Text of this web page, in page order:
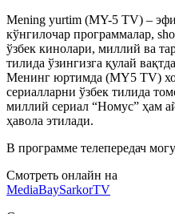
Mening yurtim (MY-5 TV) –
кўнгилочар программалар,
ўзбек кинолари, миллий ва
тилида ўзингизга қулай
Менинг юртимда (MY5 TV)
сериалларни ўзбек тилида
миллий сериал “Номус” ҳам
ҳавола этилади.
В программе телепередач
Смотреть онлайн на
MediaBaySarkorTV